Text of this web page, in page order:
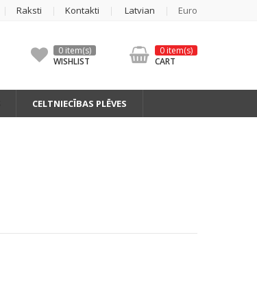
Raksti Kontakti Latvian Euro
0 item(s)
WISHLIST
0 item(s)
CART
CELTNIECĪBAS PLĒVES